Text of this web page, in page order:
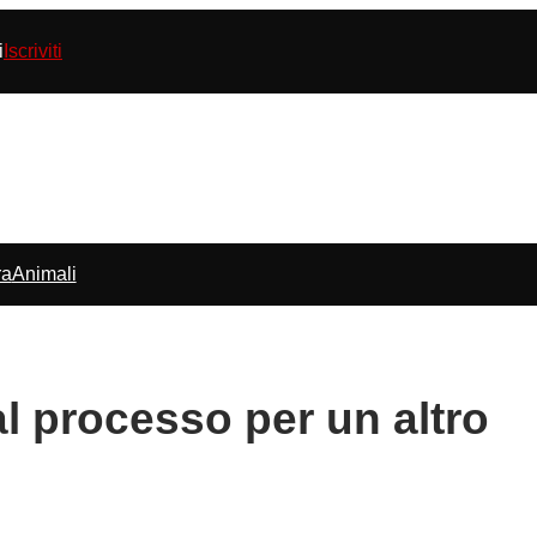
Iscriviti
Animali
processo per un altro